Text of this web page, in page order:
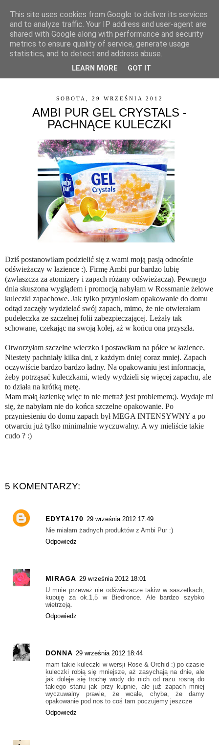
▼
SOBOTA, 29 WRZEŚNIA 2012
AMBI PUR GEL CRYSTALS -
PACHNĄCE KULECZKI
Dziś postanowiłam podzielić się z wami moją pasją odnośnie
odświeżaczy w łazience :). Firmę Ambi pur bardzo lubię
(zwłaszcza za atomizery i zapach różany odświeżacza). Pewnego
dnia skuszona wyglądem i promocją nabyłam w Rossmanie żelowe
kuleczki zapachowe. Jak tylko przyniosłam opakowanie do domu
odtąd zaczęły wydzielać swój zapach, mimo, że nie otwierałam
pudełeczka ze szczelnej folii zabezpieczającej. Leżały tak
schowane, czekając na swoją kolej, aż w końcu ona przyszła.
Otworzyłam szczelne wieczko i postawiłam na półce w łazience.
Niestety pachniały kilka dni, z każdym dniej coraz mniej. Zapach
oczywiście bardzo bardzo ładny. Na opakowaniu jest informacja,
żeby potrząsać kuleczkami, wtedy wydzieli się więcej zapachu, ale
to działa na krótką metę.
Mam małą łazienkę więc to nie metraż jest problemem;). Wydaje mi
się, że nabyłam nie do końca szczelne opakowanie. Po
przyniesieniu do domu zapach był MEGA INTENSYWNY a po
otwarciu już tylko minimalnie wyczuwalny. A wy mieliście takie
cudo ? :)
5 KOMENTARZY:
EDYTA170 29 września 2012 17:49
Nie miałam żadnych produktów z Ambi Pur :)
Odpowiedz
MIRAGA 29 września 2012 18:01
U mnie przeważ nie odświeżacze takiw w saszetkach,
kupuję za ok.1,5 w Biedronce. Ale bardzo szybko
wietrzeją.
Odpowiedz
DONNA 29 września 2012 18:44
mam takie kuleczki w wersji Rose & Orchid :) po czasie
kuleczki robią się mniejsze, aż zasychają na dnie, ale
jak doleje się trochę wody do nich od razu rosną do
takiego stanu jak przy kupnie, ale już zapach mniej
wyczuwalny prawie, że wcale, chyba, że damy
opakowanie pod nos to coś tam poczujemy jeszcze
Odpowiedz
This site uses cookies from Google to deliver its services
and to analyze traffic. Your IP address and user-agent are
shared with Google along with performance and security
metrics to ensure quality of service, generate usage
statistics, and to detect and address abuse.
LEARN MORE GOT IT